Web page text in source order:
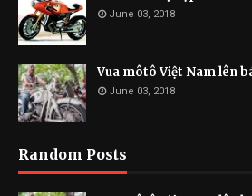
June 03, 2018
Vua môtô Việt Nam lên
June 03, 2018
Random Posts